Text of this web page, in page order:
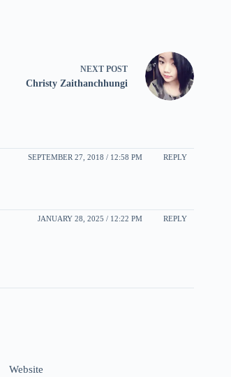
NEXT POST
Christy Zaithanchhungi
SEPTEMBER 27, 2018 / 12:58 PM REPLY
JANUARY 28, 2025 / 12:22 PM REPLY
Website